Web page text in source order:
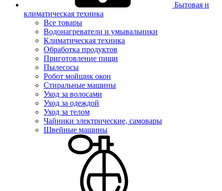
Бытовая и
климатическая техника
Все товары
Водонагреватели и умывальники
Климатическая техника
Обработка продуктов
Приготовление пищи
Пылесосы
Робот мойщик окон
Стиральные машины
Уход за волосами
Уход за одеждой
Уход за телом
Чайники электрические, самовары
Швейные машины